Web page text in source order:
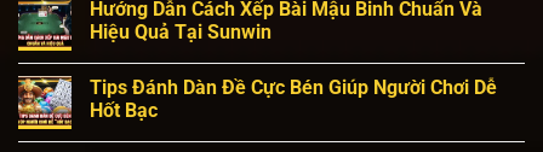
Hướng Dẫn Cách Xếp Bài Mậu Binh Chuẩn Và
Hiệu Quả Tại Sunwin
Tips Đánh Dàn Đề Cực Bén Giúp Người Chơi Dễ
Hốt Bạc